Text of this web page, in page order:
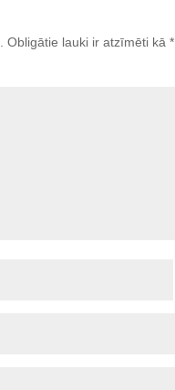
Obligātie lauki ir atzīmēti kā*